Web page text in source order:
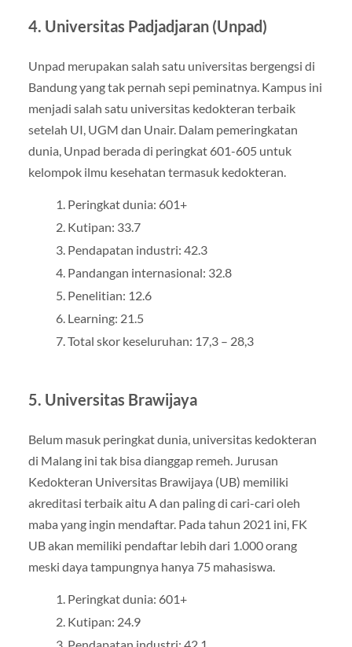
4. Universitas Padjadjaran (Unpad)
Unpad merupakan salah satu universitas bergengsi di
Bandung yang tak pernah sepi peminatnya. Kampus ini
menjadi salah satu universitas kedokteran terbaik
setelah UI, UGM dan Unair. Dalam pemeringkatan
dunia, Unpad berada di peringkat 601-605 untuk
kelompok ilmu kesehatan termasuk kedokteran.
Peringkat dunia: 601+
Kutipan: 33.7
Pendapatan industri: 42.3
Pandangan internasional: 32.8
Penelitian: 12.6
Learning: 21.5
Total skor keseluruhan: 17,3 – 28,3
5. Universitas Brawijaya
Belum masuk peringkat dunia, universitas kedokteran
di Malang ini tak bisa dianggap remeh. Jurusan
Kedokteran Universitas Brawijaya (UB) memiliki
akreditasi terbaik aitu A dan paling di cari-cari oleh
maba yang ingin mendaftar. Pada tahun 2021 ini, FK
UB akan memiliki pendaftar lebih dari 1.000 orang
meski daya tampungnya hanya 75 mahasiswa.
Peringkat dunia: 601+
Kutipan: 24.9